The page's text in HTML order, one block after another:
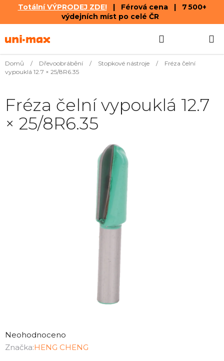
Totální VÝPRODEJ ZDE!| Férová cena | 7 500+
výdejních míst po celé ČR
na
KOŠÍK
Domů / Dřevoobrábění / Stopkové nástroje /
Fréza čelní
vypouklá 12.7 × 25/8R6.35
hodnocení
produktu
Neohodnoceno
Značka:HENG CHENG
Fréza čelní vypouklá 12.7
× 25/8R6.35